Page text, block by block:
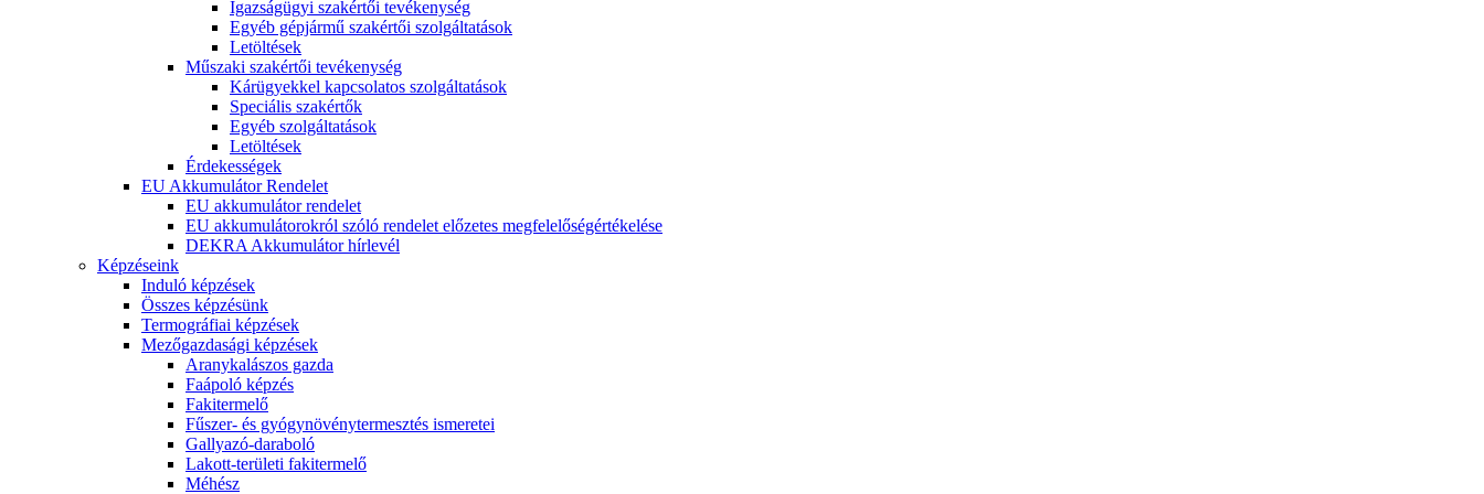
Igazságügyi szakértői tevékenység
Egyéb gépjármű szakértői szolgáltatások
Letöltések
Műszaki szakértői tevékenység
Kárügyekkel kapcsolatos szolgáltatások
Speciális szakértők
Egyéb szolgáltatások
Letöltések
Érdekességek
EU Akkumulátor Rendelet
EU akkumulátor rendelet
EU akkumulátorokról szóló rendelet előzetes megfelelőségértékelése
DEKRA Akkumulátor hírlevél
Képzéseink
Induló képzések
Összes képzésünk
Termográfiai képzések
Mezőgazdasági képzések
Aranykalászos gazda
Faápoló képzés
Fakitermelő
Fűszer- és gyógynövénytermesztés ismeretei
Gallyazó-daraboló
Lakott-területi fakitermelő
Méhész